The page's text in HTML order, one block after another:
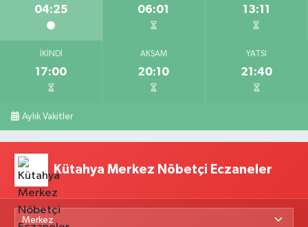
04:25 06:01 13:11
İKINDI
17:00
AKŞAM
20:10
YATSI
21:40
Aylık Vakitler
Kütahya Merkez Nöbetçi Eczaneler